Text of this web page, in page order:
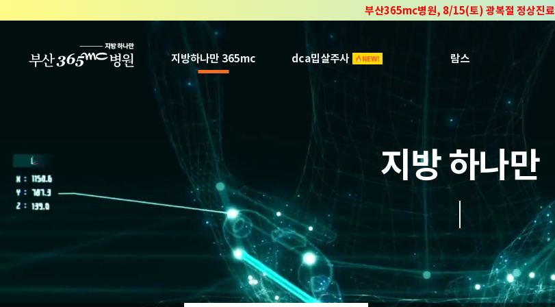
부산365mc병원, 8/15(토) 광복절 정상진료
2025 "부산365mc 보건복지부 장관상" 수상!
지방하나만 365mc dca밉살주사 람스
지방 하나만